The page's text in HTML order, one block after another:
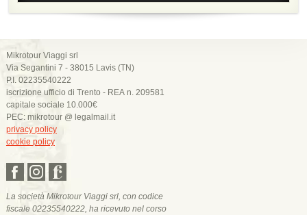
Mikrotour Viaggi srl
Via Segantini 7 - 38015 Lavis (TN)
P.I. 02235540222
iscrizione ufficio di Trento - REA n. 209581
capitale sociale 10.000€
PEC: mikrotour @ legalmail.it
privacy policy
cookie policy
La società Mikrotour Viaggi srl, con codice
fiscale 02235540222, ha ricevuto nel corso